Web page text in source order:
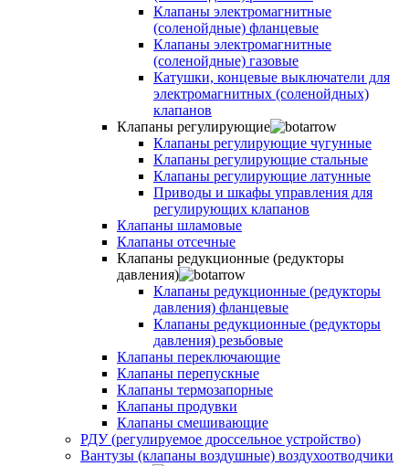
Клапаны электромагнитные
(соленойдные) фланцевые
Клапаны электромагнитные
(соленойдные) газовые
Катушки, концевые выключатели для
электромагнитных (соленойдных)
клапанов
Клапаны регулирующие
Клапаны регулирующие чугунные
Клапаны регулирующие стальные
Клапаны регулирующие латунные
Приводы и шкафы управления для
регулирующих клапанов
Клапаны шламовые
Клапаны отсечные
Клапаны редукционные (редукторы
давления)
Клапаны редукционные (редукторы
давления) фланцевые
Клапаны редукционные (редукторы
давления) резьбовые
Клапаны переключающие
Клапаны перепускные
Клапаны термозапорные
Клапаны продувки
Клапаны смешивающие
РДУ (регулируемое дроссельное устройство)
Вантузы (клапаны воздушные) воздухоотводчики